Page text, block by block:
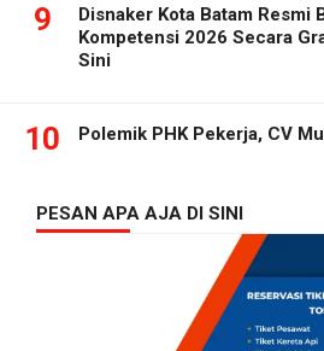
9
Disnaker Kota Batam Resmi
Kompetensi 2026 Secara
Sini
10 Polemik PHK Pekerja, CV
PESAN APA AJA DI SINI